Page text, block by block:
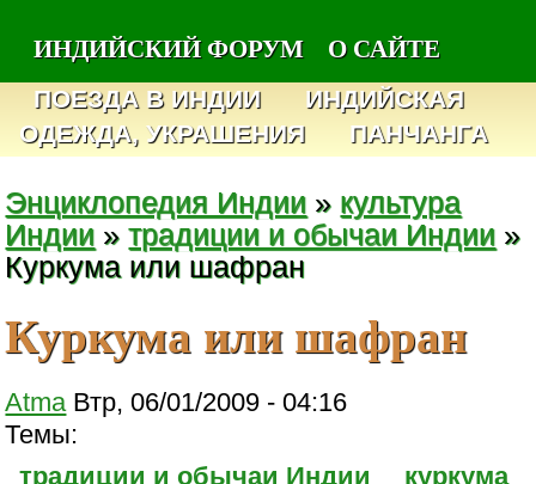
ИНДИЙСКИЙ ФОРУМ
О САЙТЕ
ПОЕЗДА В ИНДИИ
ИНДИЙСКАЯ
ОДЕЖДА, УКРАШЕНИЯ
ПАНЧАНГА
Энциклопедия Индии » культура
Индии »традиции и обычаи Индии »
Куркума или шафран
Куркума или шафран
Atma Втр, 06/01/2009 - 04:16
Темы:
традиции и обычаи Индии
куркума